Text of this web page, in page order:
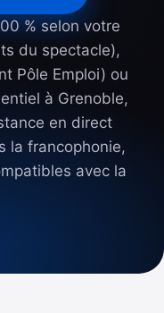
% selon votre
du spectacle),
Pôle Emploi) ou
à Grenoble,
en direct
la francophonie,
avec la